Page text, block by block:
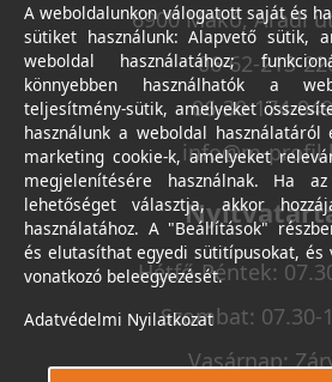
6900 Makó, Aradi
06-62-213-
06-30-174-
info@m-
Hétfő-Péntek:
Szombat: 07.30-
Vasárnap:
A weboldalunkon válogatott saját és
sütiket használunk: Alapvető sütik,
weboldal használatához;
könnyebben használhatók a
teljesítmény-sütik, amelyeket
használunk a weboldal
marketing cookie-k, amelyeket
megjelenítésére használnak. Ha
lehetőséget választja, akkor
használatához. A "Beállítások"
és elutasíthat egyedi sütitípusokat, és
vonatkozó beleegyezését.
Adatvédelmi Nyilatkozat